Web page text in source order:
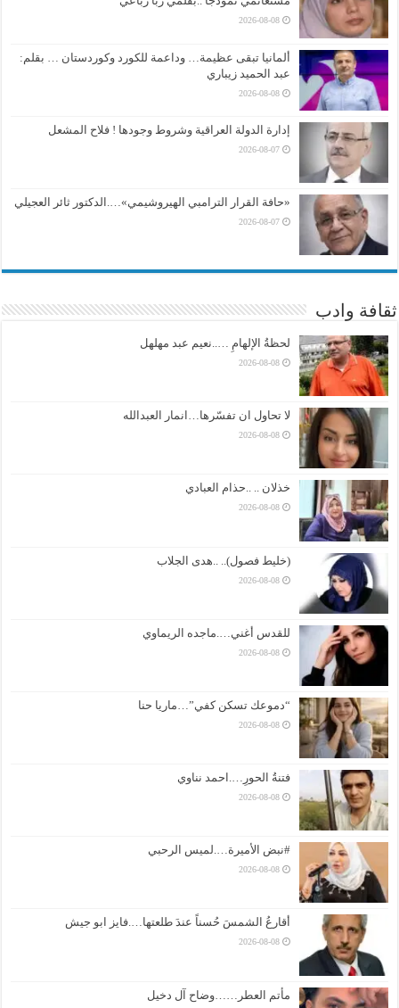
2026-08-08
ألمانيا تبقى عظيمة… وداعمة للكورد وكوردستان … بقلم:
عبد الحميد زيباري
2026-08-08
إدارة الدولة العراقية وشروط وجودها ! فلاح المشعل
2026-08-07
«حافة القرار الترامبي الهيروشيمي»….الدكتور ثائر العجيلي
2026-08-07
ثقافة وادب
لحظةُ الإلهامِ …..نعيم عبد مهلهل
2026-08-08
لا تحاول ان تفسّرها…انمار العبدالله
2026-08-08
خذلان .. ..حذام العبادي
2026-08-08
(خليط فصول).. ..هدى الجلاب
2026-08-08
للقدس أغني….ماجده الريماوي
2026-08-08
“دموعك تسكن كفي”…ماريا حنا
2026-08-08
فتنةُ الحورِ….احمد نناوي
2026-08-08
#نبض الأميرة….لميس الرحبي
2026-08-08
أقارعُ الشمسَ حُسناً عندَ طلعتها….فايز ابو جيش
2026-08-08
مأتم العطر……وضاح آل دخيل